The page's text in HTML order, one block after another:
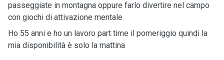
passeggiate in montagna oppure farlo divertire nel campo
con giochi di attivazione mentale
Ho 55 anni e ho un lavoro part time il pomeriggio quindi la
mia disponibilità è solo la mattina